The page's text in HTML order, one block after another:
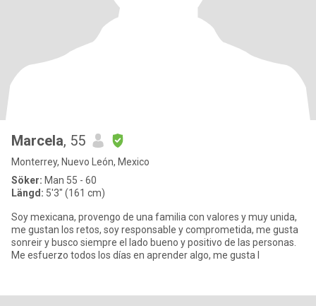
Marcela, 55
Monterrey, Nuevo León, Mexico
Söker: Man 55 - 60
Längd: 5'3" (161 cm)
Soy mexicana, provengo de una familia con valores y muy unida,
me gustan los retos, soy responsable y comprometida, me gusta
sonreir y busco siempre el lado bueno y positivo de las personas.
Me esfuerzo todos los días en aprender algo, me gusta l